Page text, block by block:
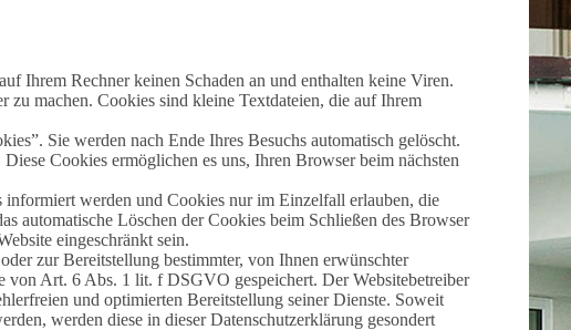
Ihrem Rechner keinen Schaden an und enthalten keine Viren.
zu machen. Cookies sind kleine Textdateien, die auf Ihrem
Sie werden nach Ende Ihres Besuchs automatisch gelöscht.
Cookies ermöglichen es uns, Ihren Browser beim nächsten
informiert werden und Cookies nur im Einzelfall erlauben, die
automatische Löschen der Cookies beim Schließen des Browser
eingeschränkt sein.
zur Bereitstellung bestimmter, von Ihnen erwünschter
Art. 6 Abs. 1 lit. f DSGVO gespeichert. Der Websitebetreiber
und optimierten Bereitstellung seiner Dienste. Soweit
werden diese in dieser Datenschutzerklärung gesondert